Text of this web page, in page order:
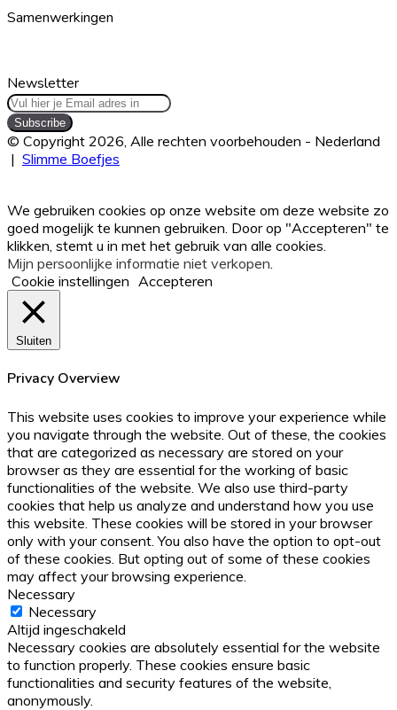
voor
Samenwerkingen
Newsletter
Vul
hier
je
Email
adres
© Copyright 2026, Alle rechten voorbehouden - Nederland
| Slimme Boefjes
top
button
We gebruiken cookies op onze website om deze website zo
goed mogelijk te kunnen gebruiken. Door op "Accepteren" te
klikken, stemt u in met het gebruik van alle cookies.
Mijn persoonlijke informatie niet verkopen.
Cookie instellingen Accepteren
Sluiten
Privacy Overview
This website uses cookies to improve your experience while
you navigate through the website. Out of these, the cookies
that are categorized as necessary are stored on your
browser as they are essential for the working of basic
functionalities of the website. We also use third-party
cookies that help us analyze and understand how you use
this website. These cookies will be stored in your browser
only with your consent. You also have the option to opt-out
of these cookies. But opting out of some of these cookies
may affect your browsing experience.
Necessary
Necessary
Altijd ingeschakeld
Necessary cookies are absolutely essential for the website
to function properly. These cookies ensure basic
functionalities and security features of the website,
anonymously.